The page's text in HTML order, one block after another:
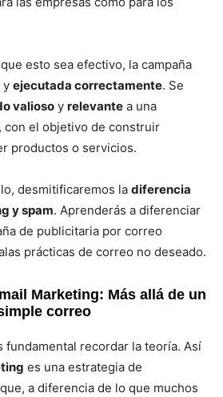
esto sea efectivo, la campaña
y ejecutada correctamente. Se
valioso y relevante a una
con el objetivo de construir
productos o servicios.
desmitificaremos la diferencia
y spam. Aprenderás a diferenciar
de publicitaria por correo
prácticas de correo no deseado.
Marketing: Más allá de un
correo
fundamental recordar la teoría. Así
es una estrategia de
a diferencia de lo que muchos